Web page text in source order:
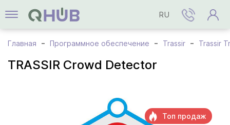
RU
Главная Программное обеспечение Trassir Trassir
TRASSIR Crowd Detector
Топ продаж